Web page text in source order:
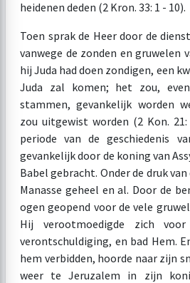
heidenen deden (2 Kron. 33: 1 - 10).
Toen sprak de Heer door de
vanwege de zonden en gruwelen
hij Juda had doen zondigen, een
Juda zal komen; het zou,
stammen, gevankelijk worden
zou uitgewist worden (2 Kon.
periode van de geschiedenis
gevankelijk door de koning van
Babel gebracht. Onder de druk
Manasse geheel en al. Door de
ogen geopend voor de vele
Hij verootmoedigde zich
verontschuldiging, en bad Hem.
hem verbidden, hoorde naar zijn
weer te Jeruzalem in zijn